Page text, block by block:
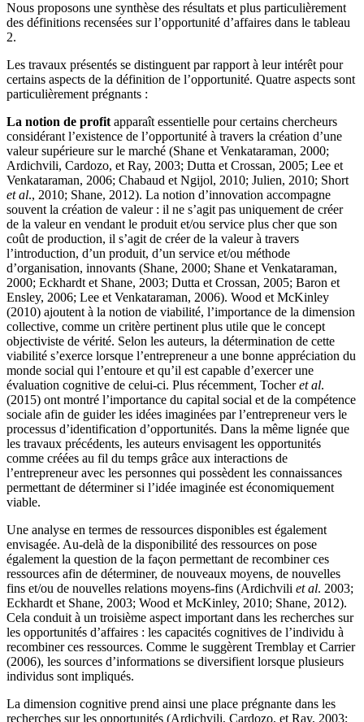
Nous proposons une synthèse des résultats et plus particulièrement
des définitions recensées sur l’opportunité d’affaires dans le tableau
2.
Les travaux présentés se distinguent par rapport à leur intérêt pour
certains aspects de la définition de l’opportunité. Quatre aspects sont
particulièrement prégnants :
La notion de profit apparaît essentielle pour certains chercheurs
considérant l’existence de l’opportunité à travers la création d’une
valeur supérieure sur le marché (Shane et Venkataraman, 2000;
Ardichvili, Cardozo, et Ray, 2003; Dutta et Crossan, 2005; Lee et
Venkataraman, 2006; Chabaud et Ngijol, 2010; Julien, 2010; Short
et al., 2010; Shane, 2012). La notion d’innovation accompagne
souvent la création de valeur : il ne s’agit pas uniquement de créer
de la valeur en vendant le produit et/ou service plus cher que son
coût de production, il s’agit de créer de la valeur à travers
l’introduction, d’un produit, d’un service et/ou méthode
d’organisation, innovants (Shane, 2000; Shane et Venkataraman,
2000; Eckhardt et Shane, 2003; Dutta et Crossan, 2005; Baron et
Ensley, 2006; Lee et Venkataraman, 2006). Wood et McKinley
(2010) ajoutent à la notion de viabilité, l’importance de la dimension
collective, comme un critère pertinent plus utile que le concept
objectiviste de vérité. Selon les auteurs, la détermination de cette
viabilité s’exerce lorsque l’entrepreneur a une bonne appréciation du
monde social qui l’entoure et qu’il est capable d’exercer une
évaluation cognitive de celui-ci. Plus récemment, Tocheret al.
(2015) ont montré l’importance du capital social et de la compétence
sociale afin de guider les idées imaginées par l’entrepreneur vers le
processus d’identification d’opportunités. Dans la même lignée que
les travaux précédents, les auteurs envisagent les opportunités
comme créées au fil du temps grâce aux interactions de
l’entrepreneur avec les personnes qui possèdent les connaissances
permettant de déterminer si l’idée imaginée est économiquement
viable.
Une analyse en termes de ressources disponibles est également
envisagée. Au-delà de la disponibilité des ressources on pose
également la question de la façon permettant de recombiner ces
ressources afin de déterminer, de nouveaux moyens, de nouvelles
fins et/ou de nouvelles relations moyens-fins (Ardichvili et al. 2003;
Eckhardt et Shane, 2003; Wood et McKinley, 2010; Shane, 2012).
Cela conduit à un troisième aspect important dans les recherches sur
les opportunités d’affaires : les capacités cognitives de l’individu à
recombiner ces ressources. Comme le suggèrent Tremblay et Carrier
(2006), les sources d’informations se diversifient lorsque plusieurs
individus sont impliqués.
La dimension cognitive prend ainsi une place prégnante dans les
recherches sur les opportunités (Ardichvili, Cardozo, et Ray, 2003;